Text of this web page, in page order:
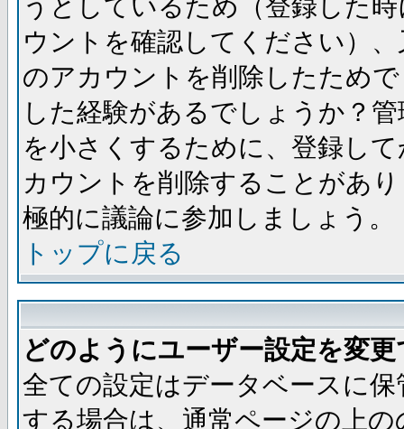
うとしているため（登録した
ウントを確認してください）
のアカウントを削除したため
した経験があるでしょうか？
を小さくするために、登録し
カウントを削除することがあ
極的に議論に参加しましょう。
トップに戻る
どのようにユーザー設定を変
全ての設定はデータベースに
する場合は、通常ページの上